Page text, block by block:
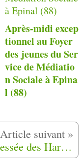
Après-midi excep
tionnel au Foyer
des jeunes du Ser
vice de Médiatio
n Sociale à Epina
l (88)
La mémoire blessée des Harkis